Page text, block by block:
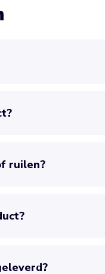
ruilen?